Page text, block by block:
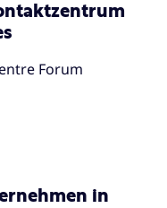
Forum
in